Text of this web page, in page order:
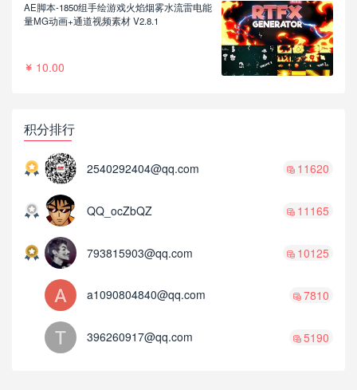
AE脚本-1850组手绘游戏火焰烟雾水流雷电能
量MG动画+通道视频素材 V2.8.1
10.00
积分排行
2540292404@qq.com 11620
QQ_ocZbQZ 11165
793815903@qq.com 10125
a1090804840@qq.com 7810
396260917@qq.com 5190